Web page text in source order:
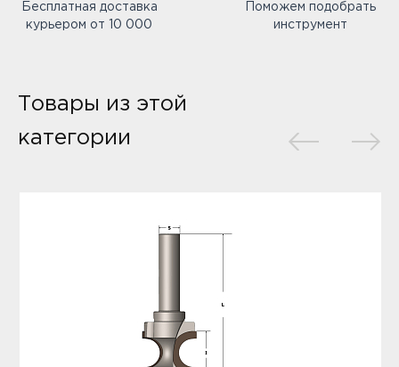
Бесплатная доставка
курьером от 10 000
Поможем подобрать
инструмент
Товары из этой
категории